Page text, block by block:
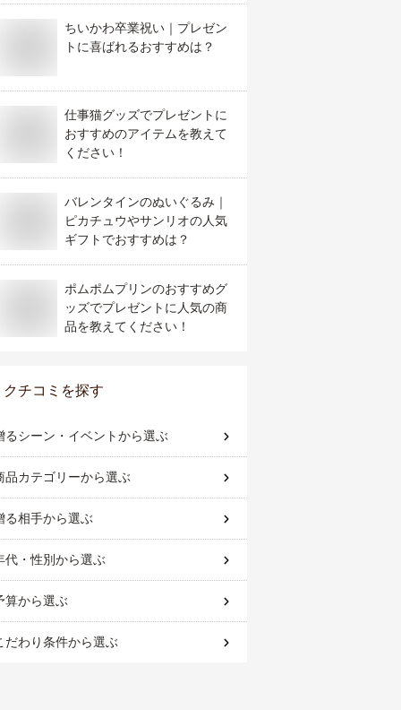
ちいかわ卒業祝い｜プレゼン
トに喜ばれるおすすめは？
仕事猫グッズでプレゼントに
おすすめのアイテムを教えて
ください！
バレンタインのぬいぐるみ｜
ピカチュウやサンリオの人気
ギフトでおすすめは？
ポムポムプリンのおすすめグ
ッズでプレゼントに人気の商
品を教えてください！
クチコミを探す
るシーン・イベントから選ぶ
品カテゴリーから選ぶ
る相手から選ぶ
代・性別から選ぶ
算から選ぶ
だわり条件から選ぶ